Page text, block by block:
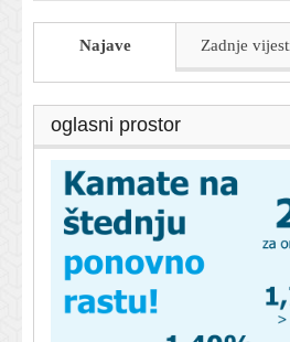
Najave Zadnje
oglasni prostor